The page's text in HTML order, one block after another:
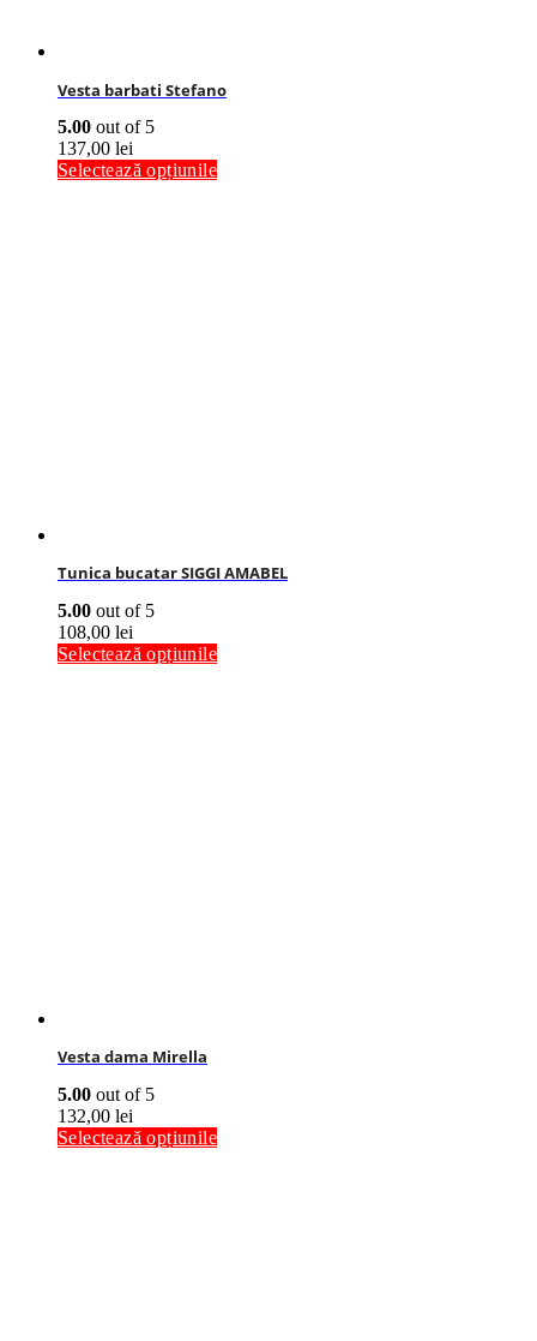
Vesta barbati Stefano
5.00 out of 5
137,00 lei
Selectează opțiunile
Tunica bucatar SIGGI AMABEL
5.00 out of 5
108,00 lei
Selectează opțiunile
Vesta dama Mirella
5.00 out of 5
132,00 lei
Selectează opțiunile